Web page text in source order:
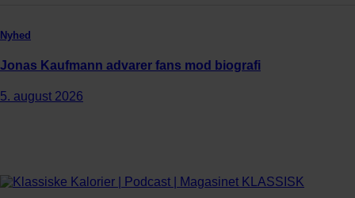
Nyhed
Jonas Kaufmann advarer fans mod biografi
5. august 2026